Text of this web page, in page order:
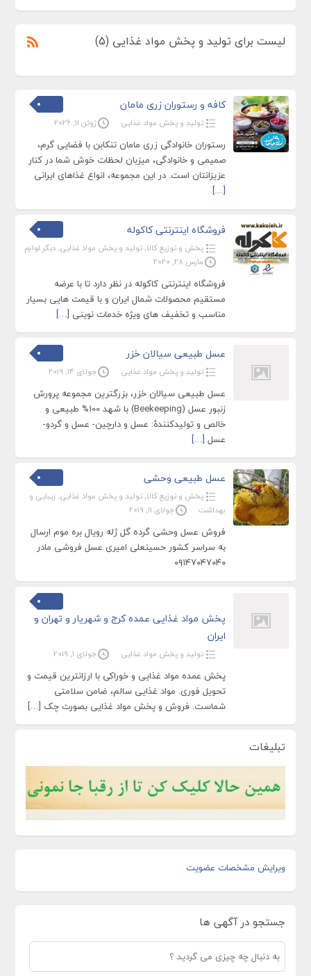
لیست برای تولید و پخش مواد غذایی (5)
کافه و رستوران زری مامان
تولید و پخش مواد غذایی ژوئن 11, 2026
رستوران خانوادگی زری مامان تنکابن با فضایی گرم،
صمیمی و خانوادگی، میزبان لحظات خوش شما در کنار
عزیزانتان است. در این مجموعه، انواع غذاهای ایرانی
[…]
فروشگاه اینترنتی کاکوله
پخش و توزیع کالا, تولید و پخش مواد غذایی, دیگر لوازم
مارس 28, 2020
فروشگاه اینترنتی کاکوله در نظر دارد تا با عرضه
مستقیم محصولات شمال ایران و با قیمت هایی بسیار
مناسب و تخفیف های ویژه خدمات نوینی […]
عسل طبیعی سیالان خزر
تولید و پخش مواد غذایی جولای 14, 2019
عسل طبیعی سیالان خزر، بزرگترین مجموعه پرورش
زنبور عسل (Beekeeping) با شهد 100% طبیعی و
خالص و تولیدکنندۀ: عسل و دارچین- عسل و گردو-
عسل […]
عسل طبیعی وحشی
پخش و توزیع کالا, تولید و پخش مواد غذایی, زیبایی و
بهداشت
جولای 11, 2019
فروش عسل وحشی گرده گل ژله رویال بره موم ارسال
به سراسر کشور حسینعلی امیری عسل فروشی مادر
۰۹۱۴۷۰۴۷۰۴۰
پخش مواد غذایی عمده کرج و شهریار و تهران و
ایران
تولید و پخش مواد غذایی جولای 1, 2019
پخش عمده مواد غذایی و خوراکی با ارزانترین قیمت و
تحویل فوری. مواد غذایی سالم، ضامن سلامتی
شماست. فروش و پخش مواد غذایی بصورت چک […]
تبلیغات
ویرایش مشخصات عضویت
جستجو در آگهی ها